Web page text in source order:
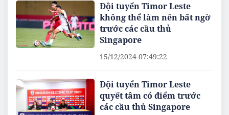
Đội tuyển Timor Leste
không thể làm nên bất ngờ
trước các cầu thủ
Singapore
15/12/2024 07:49:22
Đội tuyển Timor Leste
quyết tâm có điểm trước
các cầu thủ Singapore